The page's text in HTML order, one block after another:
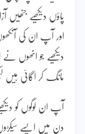
پاؤں دیکھیے
اور آپ ان کی
دیکھیے جو انھوں نے
مانگ کر اگائی
آپ ان لوگوں کو
دن میں ایسے